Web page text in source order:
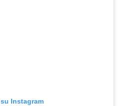
Instagram